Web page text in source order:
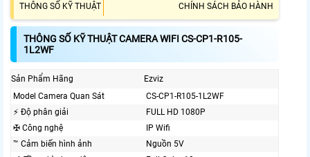
THÔNG SỐ KỸ THUẬT CHÍNH SÁCH BẢO HÀNH
THÔNG SỐ KỸ THUẬT CAMERA WIFI CS-CP1-R105-
1L2WF
Sản Phẩm Hãng
Ezviz
Model Camera Quan Sát
CS-CP1-R105-1L2WF
️⚡ Độ phân giải
FULL HD 1080P
✠ Công nghệ
IP Wifi
™️ Cảm biến hình ảnh
Nguồn 5V